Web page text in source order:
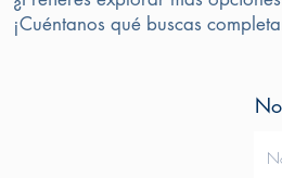
¡Cuéntanos qué buscas